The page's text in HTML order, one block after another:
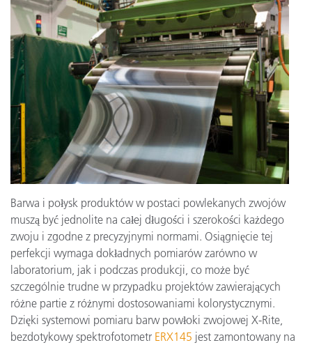
Barwa i połysk produktów w postaci powlekanych zwojów
muszą być jednolite na całej długości i szerokości każdego
zwoju i zgodne z precyzyjnymi normami. Osiągnięcie tej
perfekcji wymaga dokładnych pomiarów zarówno w
laboratorium, jak i podczas produkcji, co może być
szczególnie trudne w przypadku projektów zawierających
różne partie z różnymi dostosowaniami kolorystycznymi.
Dzięki systemowi pomiaru barw powłoki zwojowej X-Rite,
bezdotykowy spektrofotometr ERX145 jest zamontowany na